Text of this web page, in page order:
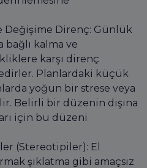
Değişime Direnç: Günlük
bağlı kalma ve
karşı direnç
Planlardaki küçük
yoğun bir strese veya
Belirli bir düzenin dışına
için bu düzeni
(Stereotipiler): El
şıklatma gibi amaçsız